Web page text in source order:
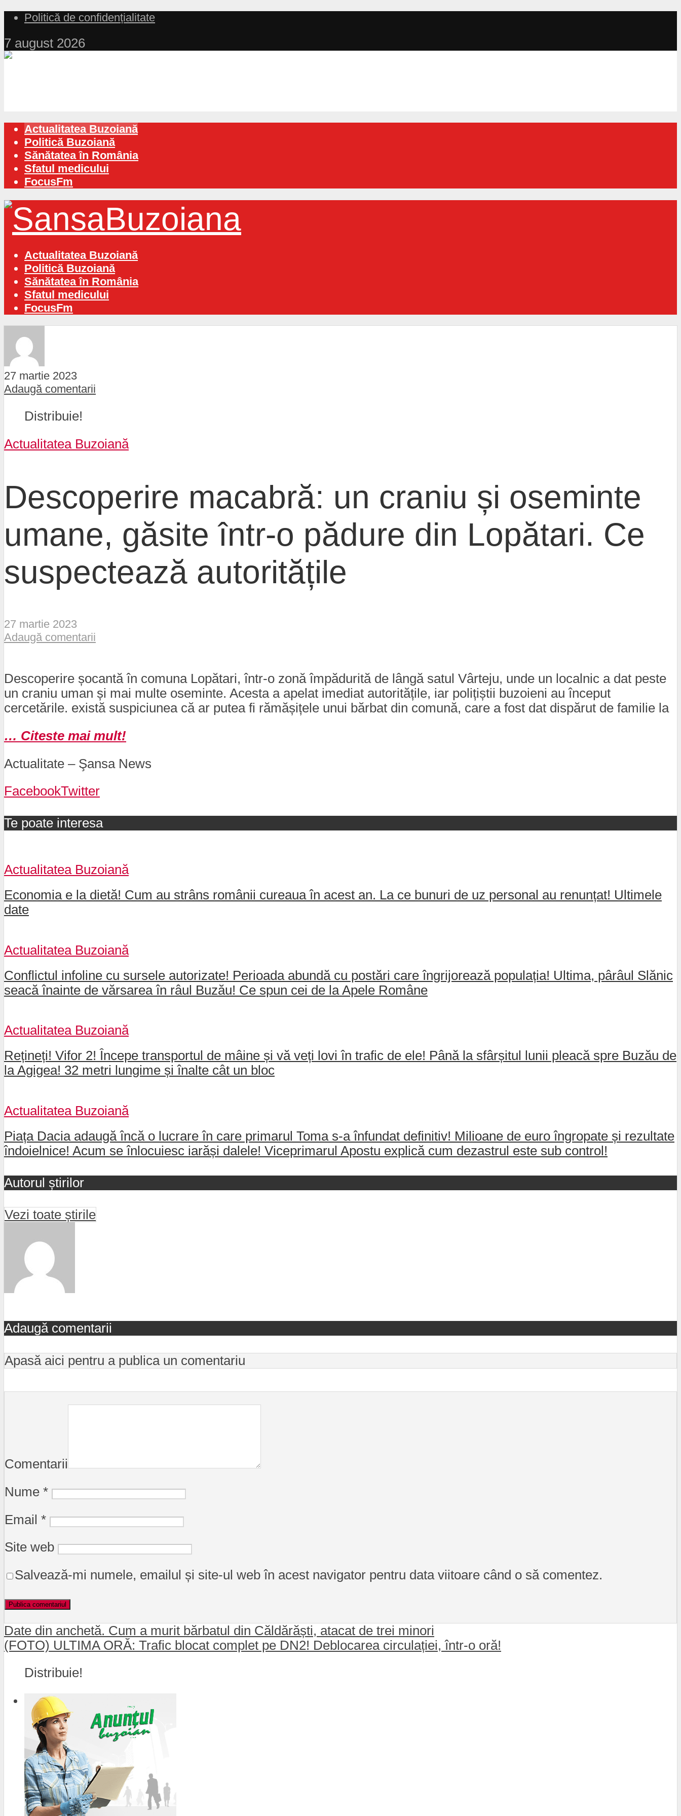
Politică de confidențialitate
7 august 2026
Actualitatea Buzoiană
Politică Buzoiană
Sănătatea în România
Sfatul medicului
FocusFm
Actualitatea Buzoiană
Politică Buzoiană
Sănătatea în România
Sfatul medicului
FocusFm
27 martie 2023
Adaugă comentarii
Distribuie!
Actualitatea Buzoiană
Descoperire macabră: un craniu și oseminte
umane, găsite într-o pădure din Lopătari. Ce
suspectează autoritățile
27 martie 2023
Adaugă comentarii
Descoperire șocantă în comuna Lopătari, într-o zonă împădurită de lângă satul Vârteju, unde un localnic a dat peste
un craniu uman și mai multe oseminte. Acesta a apelat imediat autoritățile, iar polițiștii buzoieni au început
cercetările. există suspiciunea că ar putea fi rămășițele unui bărbat din comună, care a fost dat dispărut de familie la
… Citeste mai mult!
Actualitate – Şansa News
FacebookTwitter
Te poate interesa
Actualitatea Buzoiană
Economia e la dietă! Cum au strâns românii cureaua în acest an. La ce bunuri de uz personal au renunțat! Ultimele
date
Actualitatea Buzoiană
Conflictul infoline cu sursele autorizate! Perioada abundă cu postări care îngrijorează populația! Ultima, pârâul Slănic
seacă înainte de vărsarea în râul Buzău! Ce spun cei de la Apele Române
Actualitatea Buzoiană
Rețineți! Vifor 2! Începe transportul de mâine și vă veți lovi în trafic de ele! Până la sfârșitul lunii pleacă spre Buzău de
la Agigea! 32 metri lungime și înalte cât un bloc
Actualitatea Buzoiană
Piața Dacia adaugă încă o lucrare în care primarul Toma s-a înfundat definitiv! Milioane de euro îngropate și rezultate
îndoielnice! Acum se înlocuiesc iarăși dalele! Viceprimarul Apostu explică cum dezastrul este sub control!
Autorul știrilor
Vezi toate știrile
Adaugă comentarii
Apasă aici pentru a publica un comentariu
Comentarii
Nume *
Email *
Site web
Salvează-mi numele, emailul și site-ul web în acest navigator pentru data viitoare când o să comentez.
Date din anchetă. Cum a murit bărbatul din Căldărăști, atacat de trei minori
(FOTO) ULTIMA ORĂ: Trafic blocat complet pe DN2! Deblocarea circulației, într-o oră!
Distribuie!